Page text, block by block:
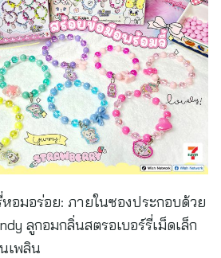
อมอร่อย: ภายในซองประกอบด้วย
ลูกอมกลิ่นสตรอเบอร์รี่เม็ดเล็ก
เพลิน